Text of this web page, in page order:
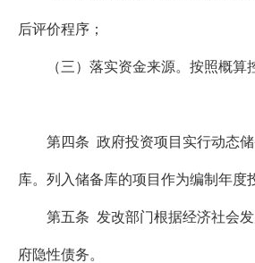
后评价程序；
（三）落实资金来源。按照概算控
第四条 政府投资项目实行动态储
库。列入储备库的项目作为编制年度
第五条 发改部门根据经济社会发
府隐性债务。